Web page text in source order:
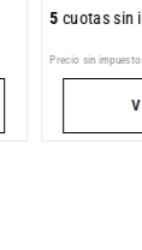
5 cuotas sin
Precio sin